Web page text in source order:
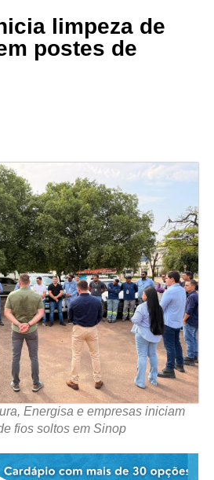
limpeza de
postes de
Energisa e empresas iniciam
fios soltos em Sinop